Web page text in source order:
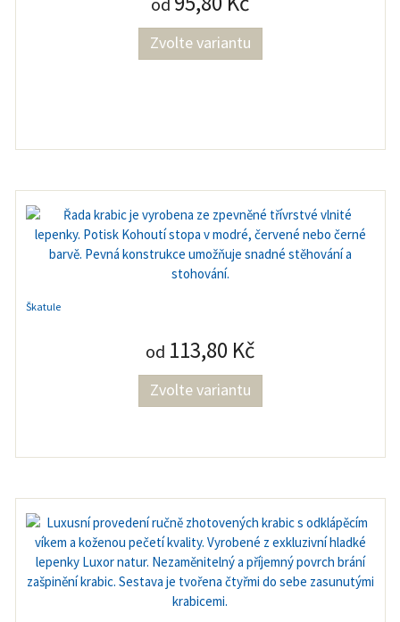
Zvolte variantu
Škatule
od 113,80 Kč
Zvolte variantu